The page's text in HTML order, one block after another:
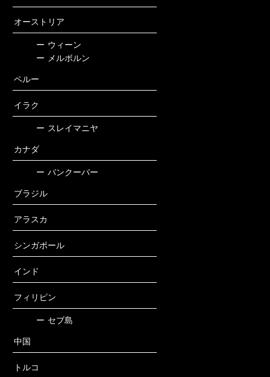
オーストリア
ー ウィーン
ー
メルボルン
ペルー
イラク
ー スレイマニヤ
カナダ
ー バンクーバー
ブラジル
アラスカ
シンガポール
インド
フィリピン
ー セブ島
中国
トルコ